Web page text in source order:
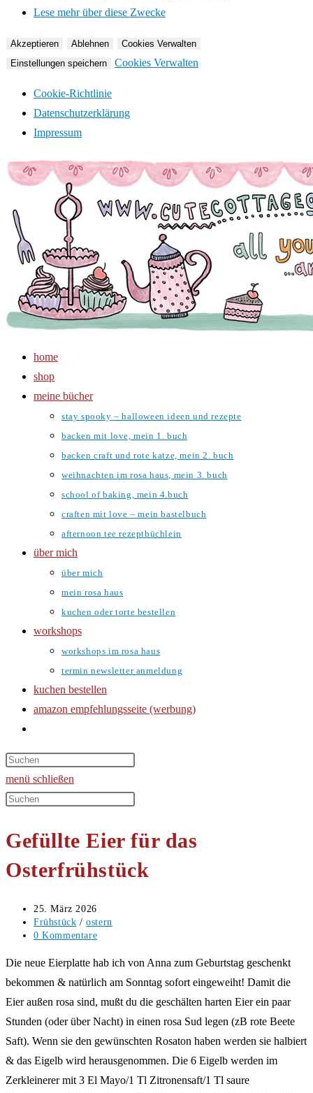
Lese mehr über diese Zwecke
Akzeptieren Ablehnen
Cookies Verwalten
Einstellungen speichern
Cookies Verwalten
Cookie-Richtlinie
Datenschutzerklärung
Impressum
Zum
Inhalt
home
shop
meine bücher
stay spooky – halloween ideen und rezepte
backen mit love, mein 1. buch
backen craft und rote katze, mein 2. buch
weihnachten im rosa haus, mein 3. buch
school of baking, mein 4.buch
craften mit love – mein bastelbuch
afternoon tee rezeptbüchlein
über mich
über mich
mein rosa haus
kuchen oder torte bestellen
workshops
workshops im rosa haus
termin newsletter anmeldung
kuchen bestellen
amazon empfehlungsseite (werbung)
umschalten
menü schließen
Diese
durchsuchen
Gefüllte Eier für das
Osterfrühstück
Beitrag
veröffentlicht:
25. März 2026
Beitrags-
Kategorie:
Frühstück / ostern
Beitrags-
0 Kommentare
Die neue Eierplatte hab ich von Anna zum Geburtstag geschenkt
bekommen & natürlich am Sonntag sofort eingeweiht! Damit die
Eier außen rosa sind, mußt du die geschälten harten Eier ein paar
Stunden (oder über Nacht) in einen rosa Sud legen (zB rote Beete
Saft). Wenn sie den gewünschten Rosaton haben werden sie halbiert
& das Eigelb wird herausgenommen. Die 6 Eigelb werden im
Zerkleinerer mit 3 El Mayo/1 Tl Zitronensaft/1 Tl saure